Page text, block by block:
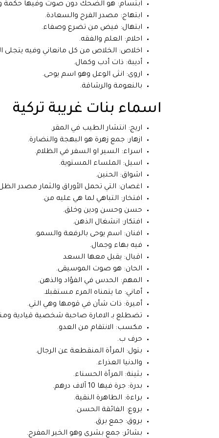
ابتسام: هو الضحك دون صوت وفيها حكمة
ابتهاج: مصدر الفرح والسعادة.
ابتهال: فيض من تضرع وصفاء.
احلام: العلم والفقه.
اخلاص: الخلاص من كل مانعاني وفيه يتجلى
أديبة: ذات أدب وكمال.
اروى: انثى الوعل وهو اسم يوحى.
بالنعومة والرشاقة.
اسماء بنات غريبة تركية
اريج: انتشار الطيب في المقر.
ازهار: جمع زهرة هو البهجة والنضارة.
اسراء: السير او السفر في الظلام.
اسيل: الملساء المستوية.
اشواق: الحنين.
اغصان: التي تحمل الأوراق والثمار مصدر
افتخار: التباهي لما هي عليه من.
حسن وحسن ودين وخلق.
افتكار: انشغال الذهن.
افنان: اسم يوحى بالرفعة والسمو.
فيه بهاء وجمال.
اقبال: يقبل معها السعد
الحان: هو صوت الموسيقى.
المهم: الحدس في الفؤاد والذهن.
أماني: ما يتمناه المرء مستقبلا.
أميرة: ذات شأن في قومها وهي التي.
تضطلع بـ الامارة صاحبة شخصية قيادية
مكسب: الانتقام من العدو.
حرف ب.
بتول: المرأة المنقطعة عن الرجال.
والدنيا العذراء.
بثينة: المرأة الحسناء.
بدرة: جرة فيها 10 آلاف درهم.
براءة: الطاهرة النقية.
بروع: الفائقة الحسن.
بروق: جمع برق.
بشائر: جمع بشرى وهو الخير المفرح.